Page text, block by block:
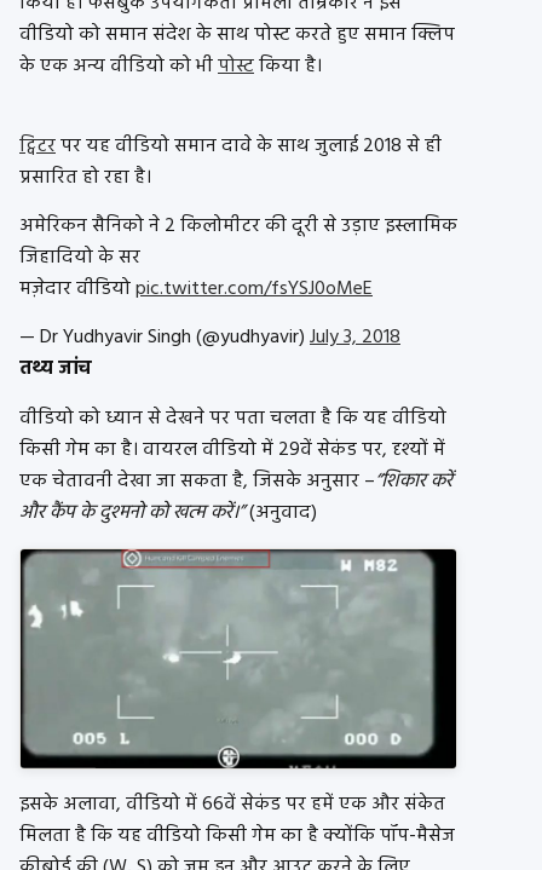
वीडियो को समान संदेश के साथ पोस्ट करते हुए समान क्लिप
के एक अन्य वीडियो को भीपोस्टकिया है।
ट्विटरपर यह वीडियो समान दावे के साथ जुलाई 2018 से ही
प्रसारित हो रहा है।
अमेरिकन सैनिको ने 2 किलोमीटर की दूरी से उड़ाए इस्लामिक
जिहादियो के सर
मज़ेदार वीडियोpic.twitter.com/fsYSJ0oMeE
— Dr Yudhyavir Singh (@yudhyavir)July 3, 2018
तथ्य जांच
वीडियो को ध्यान से देखने पर पता चलता है कि यह वीडियो
किसी गेम का है। वायरल वीडियो में 29वें सेकंड पर, दृश्यों में
एक चेतावनी देखा जा सकता है, जिसके अनुसार –“शिकार करें
और कैंप के दुश्मनो को खत्म करें।”(अनुवाद)
इसके अलावा, वीडियो में 66वें सेकंड पर हमें एक और संकेत
मिलता है कि यह वीडियो किसी गेम का है क्योंकि पॉप-मैसेज